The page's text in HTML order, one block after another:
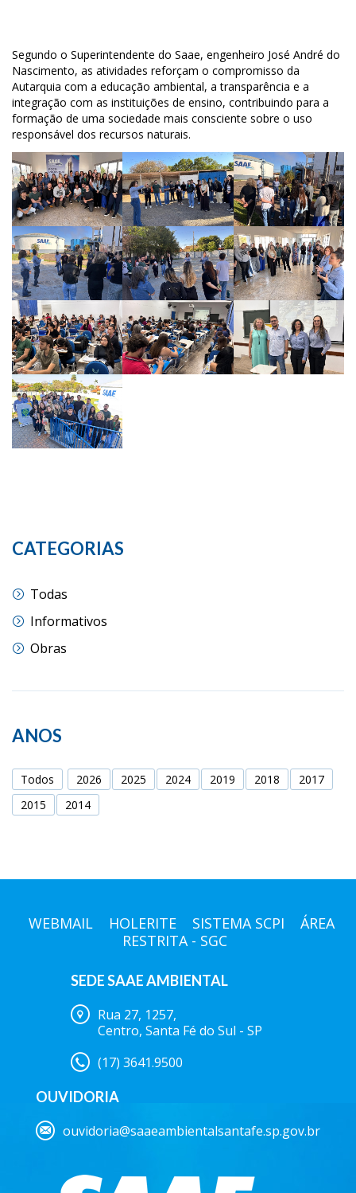
Segundo o Superintendente do Saae, engenheiro José André do
Nascimento, as atividades reforçam o compromisso da
Autarquia com a educação ambiental, a transparência e a
integração com as instituições de ensino, contribuindo para a
formação de uma sociedade mais consciente sobre o uso
responsável dos recursos naturais.
CATEGORIAS
Todas
Informativos
Obras
ANOS
Todos 2026 2025 2024 2019 2018
2017
2015
2014
WEBMAIL HOLERITE SISTEMA SCPI
ÁREA
RESTRITA - SGC
SEDE SAAE AMBIENTAL
Rua 27, 1257,
Centro, Santa Fé do Sul - SP
(17) 3641.9500
OUVIDORIA
ouvidoria@saaeambientalsantafe.sp.gov.br